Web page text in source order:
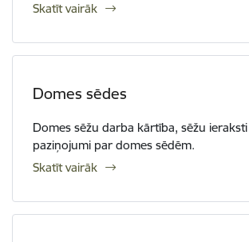
Skatīt vairāk
Domes sēdes
Domes sēžu darba kārtība, sēžu
paziņojumi par domes sēdēm.
Skatīt vairāk